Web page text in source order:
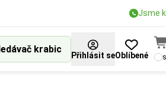
Jsme
krabic
Přihlásit seOblíbené